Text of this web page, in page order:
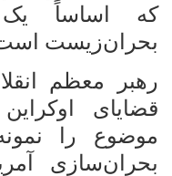
که اساساً
بحران‌زیست
رهبر معظم
قضایای
موضوع را
بحران‌سازی